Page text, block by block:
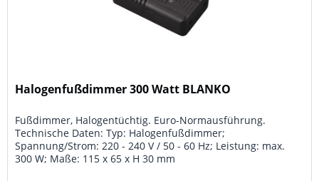
Halogenfußdimmer 300 Watt BLANKO
Fußdimmer, Halogentüchtig. Euro-Normausführung.
Technische Daten: Typ: Halogenfußdimmer;
Spannung/Strom: 220 - 240 V / 50 - 60 Hz; Leistung: max.
300 W; Maße: 115 x 65 x H 30 mm